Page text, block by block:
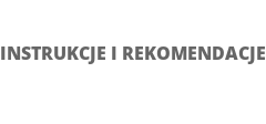
INSTRUKCJE I REKOMENDACJE